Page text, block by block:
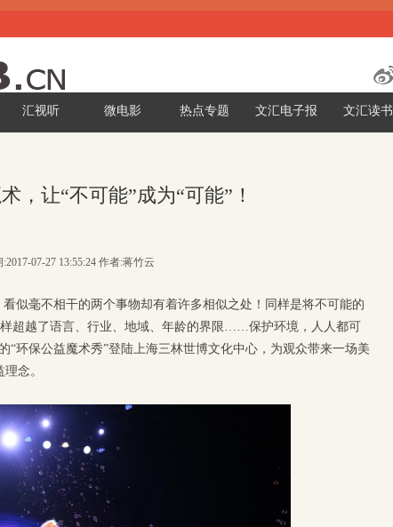
汇视听 微电影 热点专题 文汇电子报 文汇读书
，让“不可能”成为“可能”！
:2017-07-27 13:55:24 作者:蒋竹云
似毫不相干的两个事物却有着许多相似之处！同样是将不可能的
超越了语言、行业、地域、年龄的界限……保护环境，人人都可
“环保公益魔术秀”登陆上海三林世博文化中心，为观众带来一场美
念。